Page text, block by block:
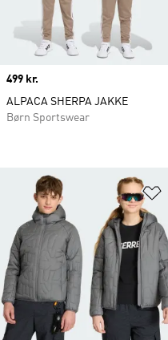
Price
499 kr.
ALPACA SHERPA JAKKE
Børn Sportswear